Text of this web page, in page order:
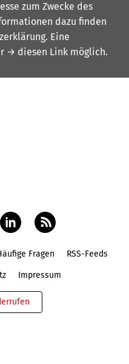
zum Zwecke des
dazu finden
. Eine
→ diesen Link möglich.
Fragen RSS-Feeds
Impressum